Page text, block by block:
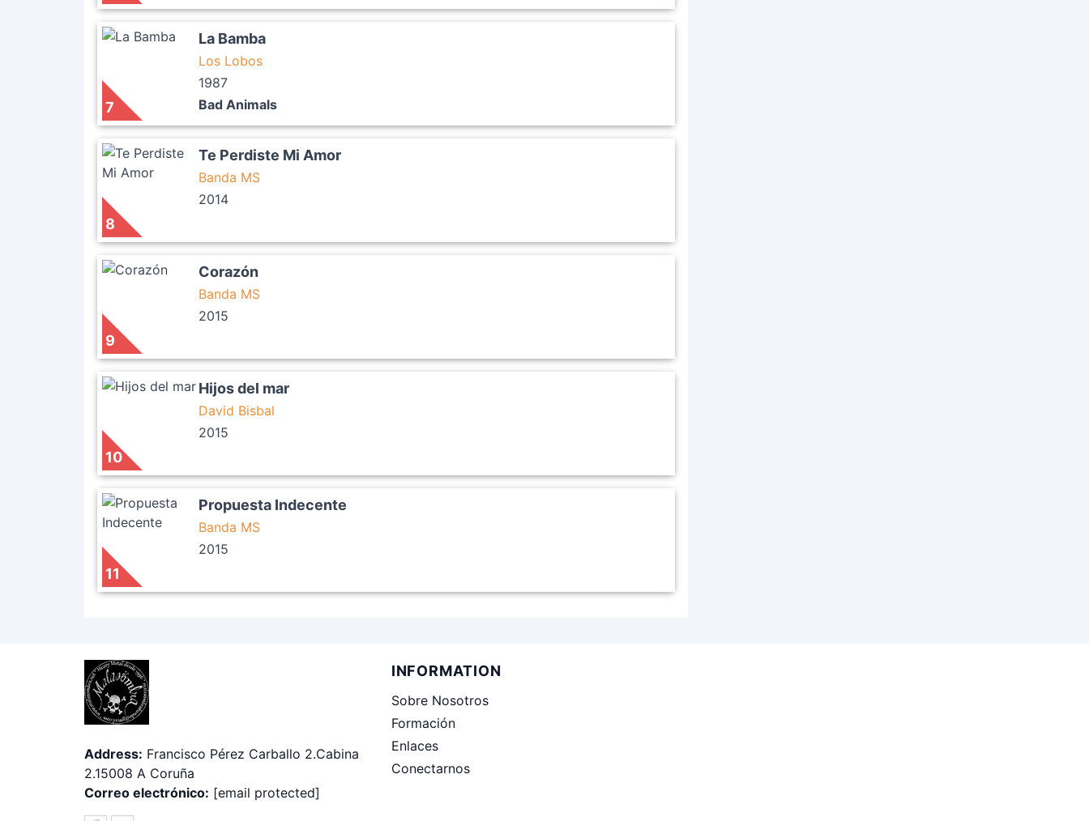
7
La Bamba
Los Lobos
1987
Bad Animals
8
Te Perdiste Mi Amor
Banda MS
2014
9
Corazón
Banda MS
2015
10
Hijos del mar
David Bisbal
2015
11
Propuesta Indecente
Banda MS
2015
Address: Francisco Pérez Carballo 2.Cabina
2.15008 A Coruña
Correo electrónico: [email protected]
INFORMATION
Sobre Nosotros
Formación
Enlaces
Conectarnos